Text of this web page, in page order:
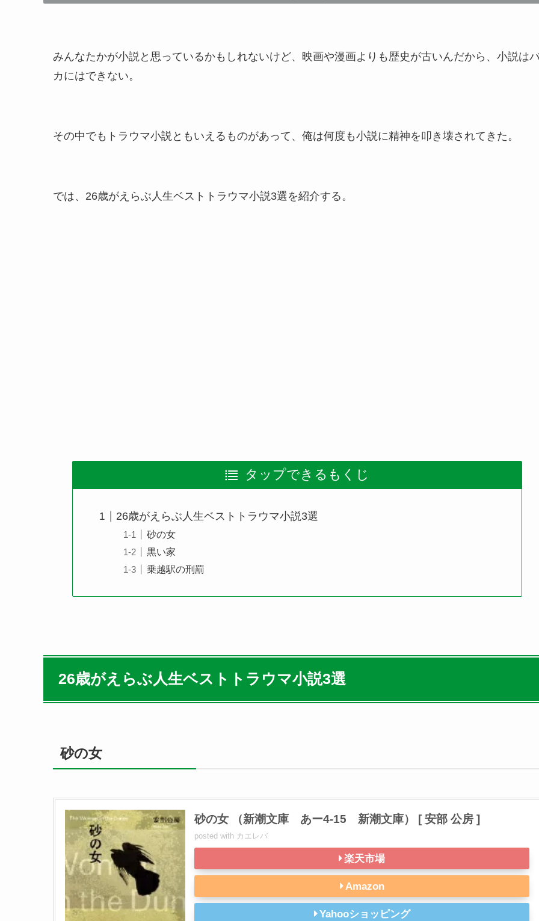
みんなたかが小説と思っているかもしれないけど、映画や漫画よりも歴史が古いんだから、小説は
カにはできない。
その中でもトラウマ小説ともいえるものがあって、俺は何度も小説に精神を叩き壊されてきた。
では、26歳がえらぶ人生ベストトラウマ小説3選を紹介する。
タップできるもくじ
26歳がえらぶ人生ベストトラウマ小説3選
砂の女
黒い家
乗越駅の刑罰
26歳がえらぶ人生ベストトラウマ小説3選
砂の女
砂の女 （新潮文庫 あー4-15 新潮文庫） [ 安部 公房 ]
posted with カエレバ
楽天市場
Amazon
Yahooショッピング